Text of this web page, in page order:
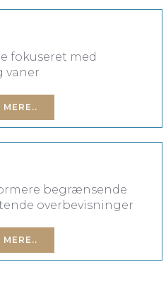
fokuseret med
vaner
begrænsende
overbevisninger